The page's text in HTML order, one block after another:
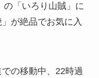
「いろり山賊」に
が絶品でお気に入
の移動中、22時過